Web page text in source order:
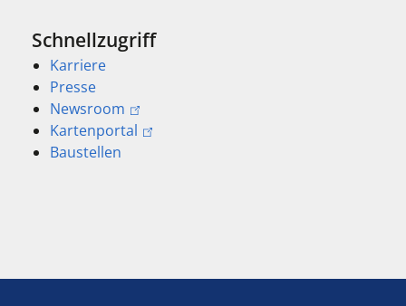
Schnellzugriff
Karriere
Presse
Newsroom
Kartenportal
Baustellen